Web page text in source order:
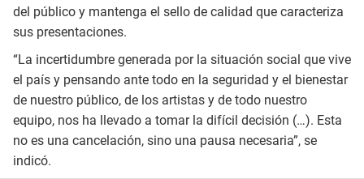
del público y mantenga el sello de calidad que caracteriza
sus presentaciones.
“La incertidumbre generada por la situación social que vive
el país y pensando ante todo en la seguridad y el bienestar
de nuestro público, de los artistas y de todo nuestro
equipo, nos ha llevado a tomar la difícil decisión (…). Esta
no es una cancelación, sino una pausa necesaria”, se
indicó.